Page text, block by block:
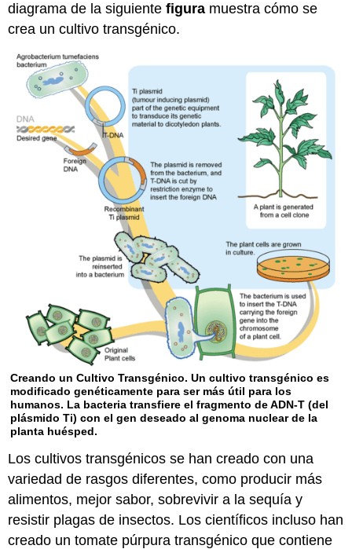
diagrama de la siguientefigura muestra cómo se
crea un cultivo transgénico.
Creando un Cultivo Transgénico. Un cultivo transgénico es
modificado genéticamente para ser más útil para los
humanos. La bacteria transfiere el fragmento de ADN-T (del
plásmido Ti) con el gen deseado al genoma nuclear de la
planta huésped.
Los cultivos transgénicos se han creado con una
variedad de rasgos diferentes, como producir más
alimentos, mejor sabor, sobrevivir a la sequía y
resistir plagas de insectos. Los científicos incluso han
creado un tomate púrpura transgénico que contiene